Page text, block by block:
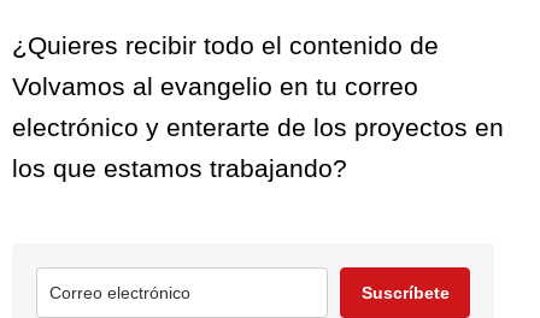
¿Quieres recibir todo el contenido de
Volvamos al evangelio en tu correo
electrónico y enterarte de los proyectos en
los que estamos trabajando?
Suscríbete